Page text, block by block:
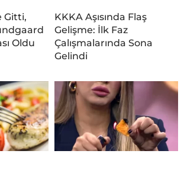
Gitti,
Oldu
KKKA Aşısında Flaş
Gelişme: İlk Faz
Çalışmalarında Sona
Gelindi